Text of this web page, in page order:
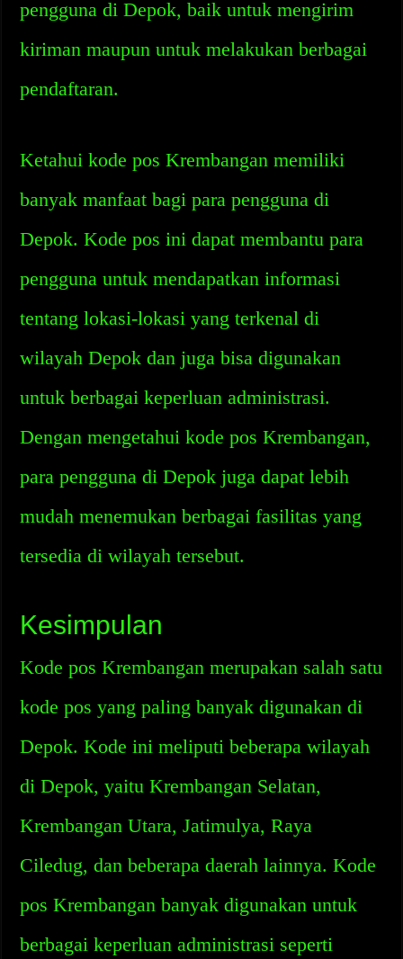
pengguna di Depok, baik untuk mengirim
kiriman maupun untuk melakukan berbagai
pendaftaran.
Ketahui kode pos Krembangan memiliki
banyak manfaat bagi para pengguna di
Depok. Kode pos ini dapat membantu para
pengguna untuk mendapatkan informasi
tentang lokasi-lokasi yang terkenal di
wilayah Depok dan juga bisa digunakan
untuk berbagai keperluan administrasi.
Dengan mengetahui kode pos Krembangan,
para pengguna di Depok juga dapat lebih
mudah menemukan berbagai fasilitas yang
tersedia di wilayah tersebut.
Kesimpulan
Kode pos Krembangan merupakan salah satu
kode pos yang paling banyak digunakan di
Depok. Kode ini meliputi beberapa wilayah
di Depok, yaitu Krembangan Selatan,
Krembangan Utara, Jatimulya, Raya
Ciledug, dan beberapa daerah lainnya. Kode
pos Krembangan banyak digunakan untuk
berbagai keperluan administrasi seperti